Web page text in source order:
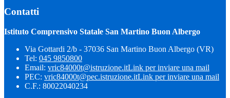
Contatti
Istituto Comprensivo Statale San Martino Buon Albergo
Via Gottardi 2/b - 37036 San Martino Buon Albergo (VR)
Tel: 045 9850800
Email: vric84000t@istruzione.itLink per inviare una mail
PEC: vric84000t@pec.istruzione.itLink per inviare una mail
C.F.: 80022040234